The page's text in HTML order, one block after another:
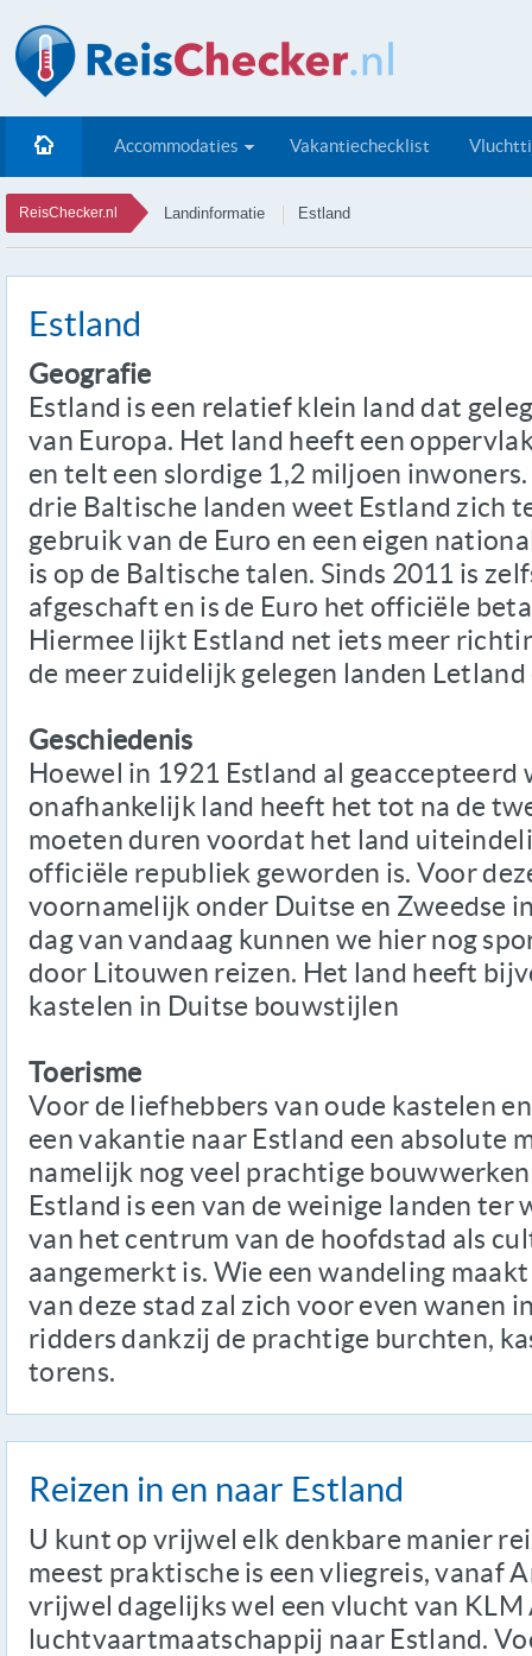
Accommodaties Vakantiechecklist
ReisChecker.nl Landinformatie Estland
Estland
Geografie
Estland is een relatief klein land dat
van Europa. Het land heeft een
en telt een slordige 1,2 miljoen
drie Baltische landen weet Estland zich
gebruik van de Euro en een eigen
is op de Baltische talen. Sinds 2011 is
afgeschaft en is de Euro het officiële
Hiermee lijkt Estland net iets meer
de meer zuidelijk gelegen landen
Geschiedenis
Hoewel in 1921 Estland al geaccepteerd
onafhankelijk land heeft het tot na de
moeten duren voordat het land
officiële republiek geworden is. Voor
voornamelijk onder Duitse en Zweedse
dag van vandaag kunnen we hier nog
door Litouwen reizen. Het land heeft
kastelen in Duitse bouwstijlen
Toerisme
Voor de liefhebbers van oude kastelen
een vakantie naar Estland een absolute
namelijk nog veel prachtige
Estland is een van de weinige landen ter
van het centrum van de hoofdstad als
aangemerkt is. Wie een wandeling
van deze stad zal zich voor even wanen
ridders dankzij de prachtige burchten,
torens.
Reizen in en naar Estland
U kunt op vrijwel elk denkbare manier
meest praktische is een vliegreis, vanaf
vrijwel dagelijks wel een vlucht van
luchtvaartmaatschappij naar Estland.